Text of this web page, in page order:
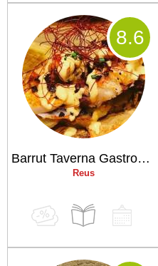
Barrut Taverna Gastronòmica
Reus
8.6